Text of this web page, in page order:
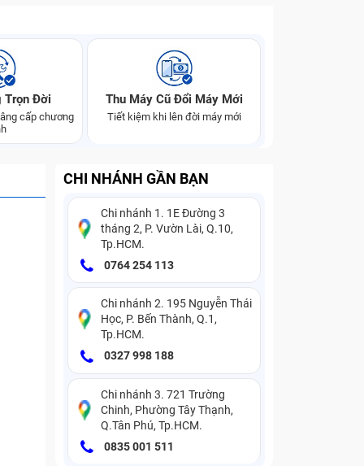
Trọn Đời
cấp chương
Thu Máy Cũ Đổi Máy Mới
Tiết kiệm khi lên đời máy mới
CHI NHÁNH GẦN BẠN
Chi nhánh 1. 1E Đường 3
tháng 2, P. Vườn Lài, Q.10,
Tp.HCM.
0764 254 113
Chi nhánh 2. 195 Nguyễn Thái
Học, P. Bến Thành, Q.1,
Tp.HCM.
0327 998 188
Chi nhánh 3. 721 Trường
Chinh, Phường Tây Thạnh,
Q.Tân Phú, Tp.HCM.
0835 001 511